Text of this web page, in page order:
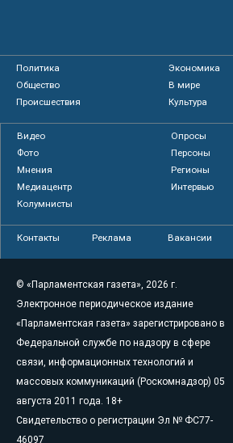
Политика
Экономика
Общество
В мире
Происшествия
Культура
Видео
Опросы
Фото
Персоны
Мнения
Регионы
Медиацентр
Интервью
Колумнисты
Контакты Реклама Вакансии
© «Парламентская газета», 2026 г.
Электронное периодическое издание
«Парламентская газета» зарегистрировано в
Федеральной службе по надзору в сфере
связи, информационных технологий и
массовых коммуникаций (Роскомнадзор) 05
августа 2011 года. 18+
Свидетельство о регистрации Эл № ФС77-
46097